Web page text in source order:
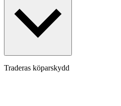
Traderas köparskydd